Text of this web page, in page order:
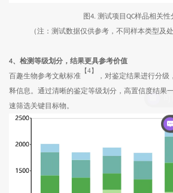
图4. 测试项目QC样品相关性
（注：测试数据仅供参考，不同样本类型及
4、检测等级划分，结果更具参考价值
百趣生物参考文献标准
【4】
，对鉴定结果进行分
释信息。通过清晰的鉴定等级划分，高置信度结果
速筛选关键目标物。